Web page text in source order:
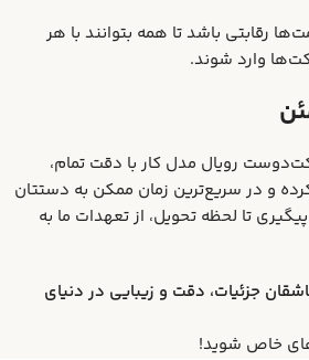
رقابتی باشد تا همه بتوانند با هر
وارد شوند.
رویال مدل کار با دقت تمام،
و در سریع‌ترین زمان ممکن به دستتان
تا لحظه تحویل، از تعهدات ما به
جزئیات، دقت و زیبایی در دنیای
خاص شوید!